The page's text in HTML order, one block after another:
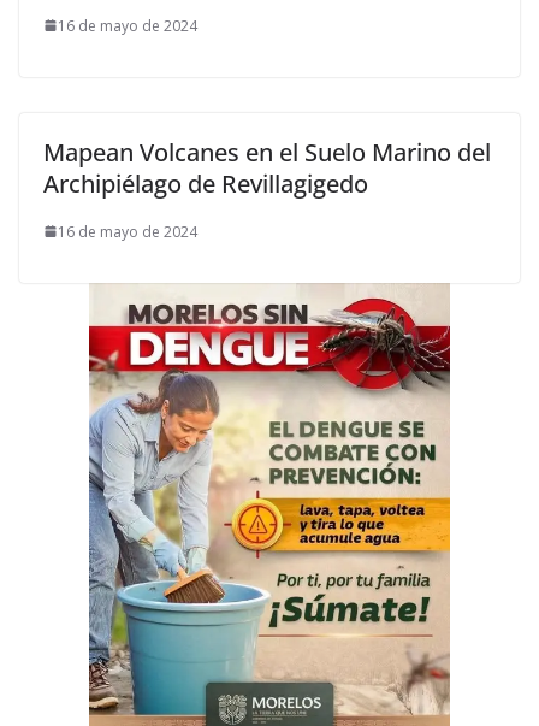
16 de mayo de 2024
Mapean Volcanes en el Suelo Marino del
Archipiélago de Revillagigedo
16 de mayo de 2024